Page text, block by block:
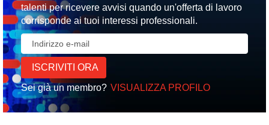
talenti per ricevere avvisi quando un'offerta di lavoro
corrisponde ai tuoi interessi professionali.
Sei già un membro? VISUALIZZA PROFILO